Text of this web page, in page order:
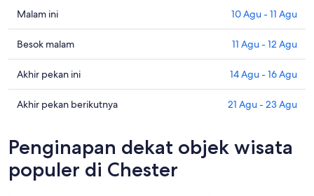
Cek
harga
di
Chester
untuk
malam
ini,
-
Agu
Malam ini 10 Agu - 11 Agu
Cek
harga
di
Chester
untuk
11
-
Besok malam 11 Agu - 12 Agu
Cek
harga
di
akhir
pekan
ini,
Akhir pekan ini 14 Agu - 16 Agu
Cek
Chester
untuk
akhir
Akhir pekan berikutnya 21 Agu - 23 Agu
Penginapan dekat objek wisata
populer di Chester